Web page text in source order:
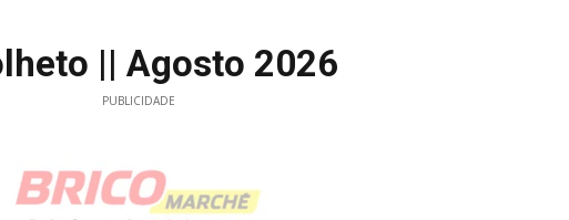
|| Agosto 2026
PUBLICIDADE